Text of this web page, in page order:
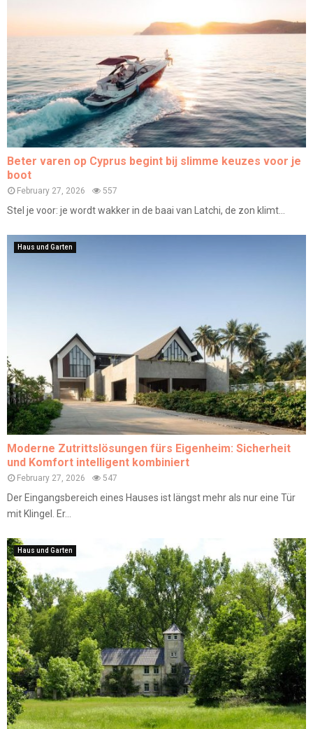
Beter varen op Cyprus begint bij slimme keuzes voor je
boot
February 27, 2026 557
Stel je voor: je wordt wakker in de baai van Latchi, de zon klimt...
Haus und Garten
Moderne Zutrittslösungen fürs Eigenheim: Sicherheit
und Komfort intelligent kombiniert
February 27, 2026 547
Der Eingangsbereich eines Hauses ist längst mehr als nur eine Tür
mit Klingel. Er...
Haus und Garten